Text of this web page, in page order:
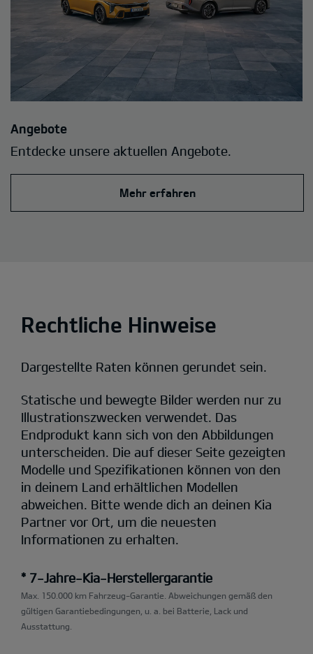
Angebote
Entdecke unsere aktuellen Angebote.
Mehr erfahren
Rechtliche Hinweise
Dargestellte Raten können gerundet sein.
Statische und bewegte Bilder werden nur zu
Illustrationszwecken verwendet. Das
Endprodukt kann sich von den Abbildungen
unterscheiden. Die auf dieser Seite gezeigten
Modelle und Spezifikationen können von den
in deinem Land erhältlichen Modellen
abweichen. Bitte wende dich an deinen Kia
Partner vor Ort, um die neuesten
Informationen zu erhalten.
* 7-Jahre-Kia-Herstellergarantie
Max. 150.000 km Fahrzeug-Garantie. Abweichungen gemäß den
gültigen Garantiebedingungen, u. a. bei Batterie, Lack und
Ausstattung.